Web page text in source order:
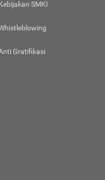
SMKI
Gratifikasi